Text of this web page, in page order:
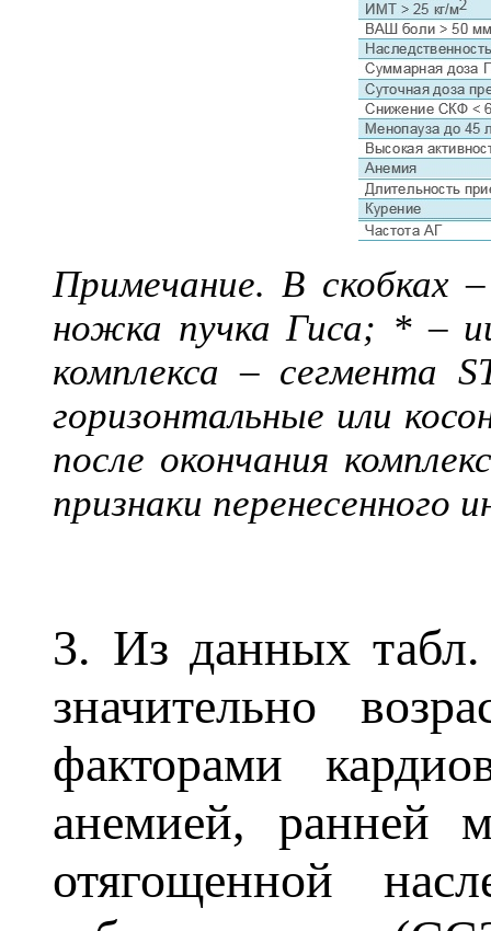
Примечание. В скобках
ножка пучка Гиса; * –
комплекса – сегмента
горизонтальные или
после окончания
признаки перенесенного
3. Из данных
значительно
факторами
анемией, ранней
отягощенной